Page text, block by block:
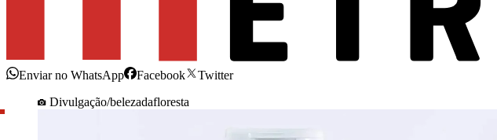
Enviar no WhatsApp Facebook
Twitter
Divulgação/belezadafloresta